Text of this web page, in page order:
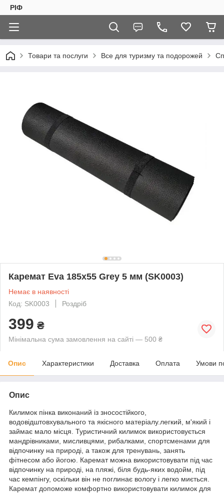
РІФ
Товари та послуги Все для туризму та подорожей
Каремат Eva 185х55 Grey 5 мм (SK0003)
Немає в наявності
Код: SK0003
Роздріб
399 ₴
Мінімальна сума замовлення на сайті — 500 ₴
Опис Характеристики Доставка Оплата Умови
Опис
Килимок пінка виконаний із зносостійкого,
водовідштовхувального та якісного матеріалу.легкий, м'який і
займає мало місця. Туристичний килимок використовується
мандрівниками, мисливцями, рибалками, спортсменами для
відпочинку на природі, а також для тренувань, занять
фітнесом або йогою. Каремат можна використовувати під час
відпочинку на природі, на пляжі, біля будь-яких водойм, під
час кемпінгу, оскільки він не поглинає вологу і легко миється.
Каремат допоможе комфортно використовувати килимок для